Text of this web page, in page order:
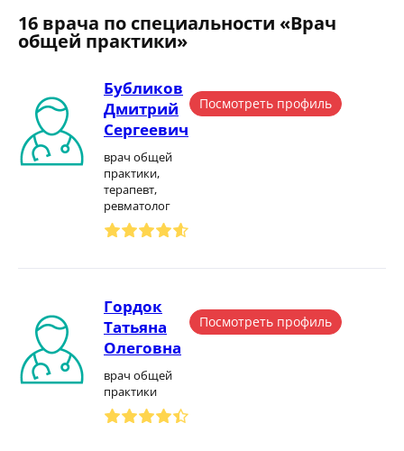
16 врача по специальности «Врач
общей практики»
Бубликов
Дмитрий
Сергеевич
врач общей
практики,
терапевт,
ревматолог
Посмотреть профиль
Гордок
Татьяна
Олеговна
врач общей
практики
Посмотреть профиль